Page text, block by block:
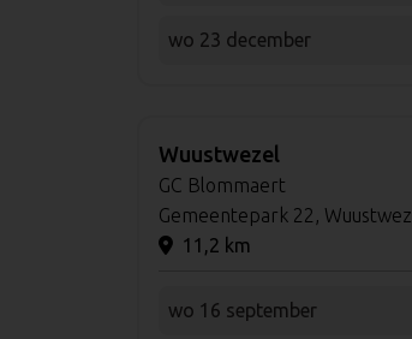
wo 23 december
Wuustwezel
GC Blommaert
Gemeentepark 22,
11,2 km
wo 16 september